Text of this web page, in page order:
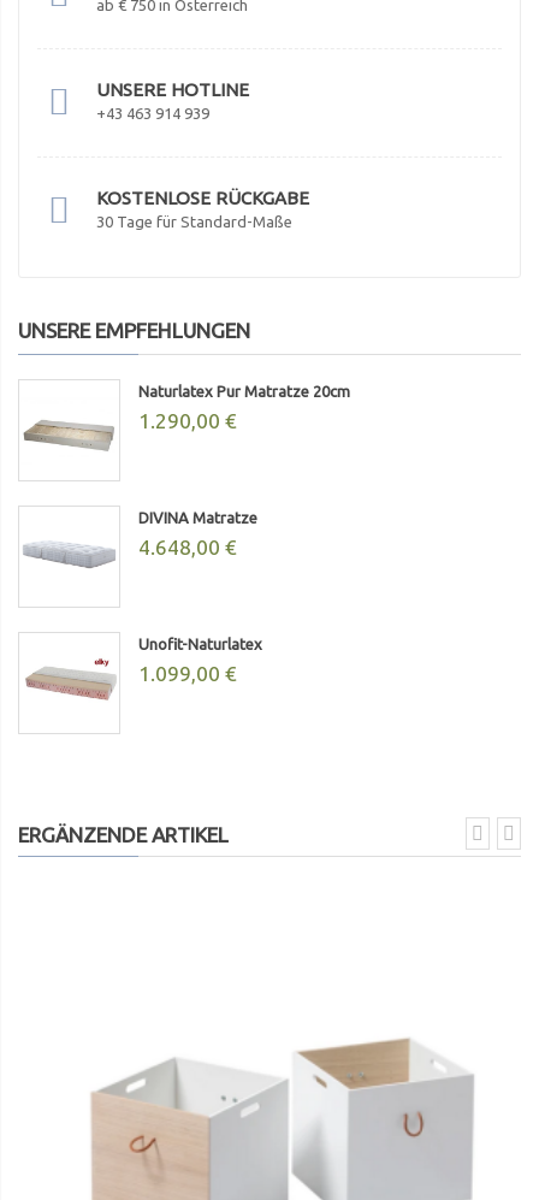
ab € 750 in Österreich
UNSERE HOTLINE
+43 463 914 939
KOSTENLOSE RÜCKGABE
30 Tage für Standard-Maße
UNSERE EMPFEHLUNGEN
Naturlatex Pur Matratze 20cm
1.290,00 €
DIVINA Matratze
4.648,00 €
Unofit-Naturlatex
1.099,00 €
ERGÄNZENDE ARTIKEL